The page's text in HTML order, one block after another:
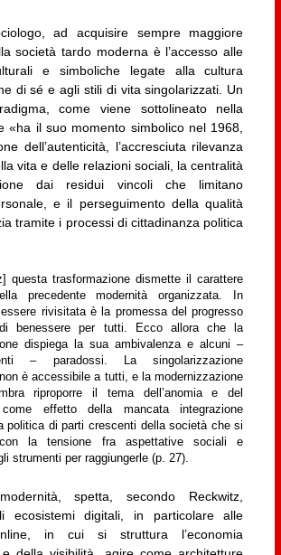
ad acquisire sempre maggiore
società tardo moderna è l’accesso alle
e simboliche legate alla cultura
di sé e agli stili di vita singolarizzati. Un
come viene sottolineato nella
«ha il suo momento simbolico nel 1968,
dell’autenticità, l’accresciuta rilevanza
vita e delle relazioni sociali, la centralità
dai residui vincoli che limitano
e il perseguimento della qualità
tramite i processi di cittadinanza politica
questa trasformazione dismette il carattere
precedente modernità organizzata. In
rivisitata è la promessa del progresso
benessere per tutti. Ecco allora che la
dispiega la sua ambivalenza e alcuni –
– paradossi. La singolarizzazione
è accessibile a tutti, e la modernizzazione
riproporre il tema dell’anomia e del
come effetto della mancata integrazione
politica di parti crescenti della società che si
con la tensione fra aspettative sociali e
strumenti per raggiungerle (p. 27).
spetta, secondo Reckwitz,
ecosistemi digitali, in particolare alle
in cui si struttura l’economia